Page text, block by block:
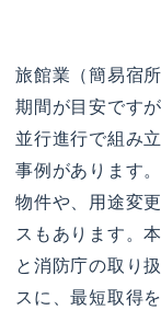
旅館業（簡易宿
期間が目安です
並行進行で組み
事例があります
物件や、用途変
スもあります。
と消防庁の取り
スに、最短取得